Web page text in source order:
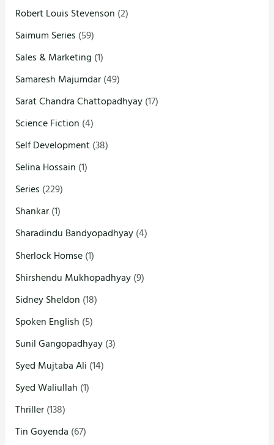
Robert Louis Stevenson (2)
Saimum Series (59)
Sales & Marketing (1)
Samaresh Majumdar(49)
Sarat Chandra Chattopadhyay(17)
Science Fiction (4)
Self Development(38)
Selina Hossain (1)
Series (229)
Shankar(1)
Sharadindu Bandyopadhyay(4)
Sherlock Homse(1)
Shirshendu Mukhopadhyay(9)
Sidney Sheldon (18)
Spoken English (5)
Sunil Gangopadhyay(3)
Syed Mujtaba Ali (14)
Syed Waliullah (1)
Thriller(138)
Tin Goyenda (67)